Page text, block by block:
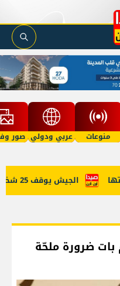
منوعات عربي ودولي صور
الجيش يوقف 25 شخصًا بينهم أفراد عصابة سرقة ويضبط أسلحة وذخائر حربية ومخدرات
بات ضرورة ملحّة